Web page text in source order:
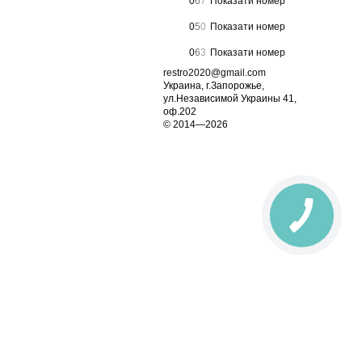
050 Показати номер
063 Показати номер
restro2020@gmail.com
Украина, г.Запорожье,
ул.Независимой Украины 41,
оф.202
© 2014—2026